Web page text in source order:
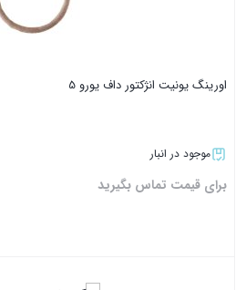
اورینگ یونیت انژکتور داف یورو 5
موجود در انبار
برای قیمت تماس بگیرید